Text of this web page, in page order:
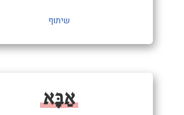
שיתוף
אַבָּא